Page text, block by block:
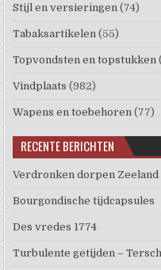
Stijl en versieringen (74)
Tabaksartikelen (55)
Topvondsten en topstukken
Vindplaats (982)
Wapens en toebehoren (77)
RECENTE BERICHTEN
Verdronken dorpen Zeeland
Bourgondische tijdcapsules
Des vredes 1774
Turbulente getijden –